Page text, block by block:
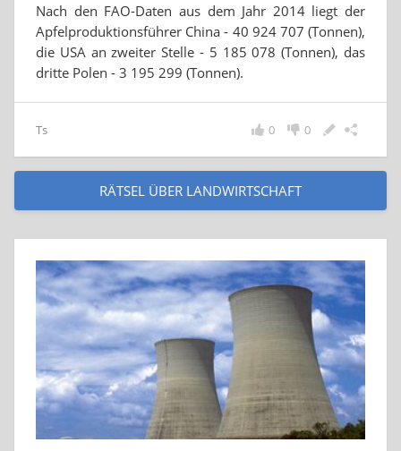
Nach den FAO-Daten aus dem Jahr 2014 liegt der
Apfelproduktionsführer China - 40 924 707 (Tonnen),
die USA an zweiter Stelle - 5 185 078 (Tonnen), das
dritte Polen - 3 195 299 (Tonnen).
Ts 0
0
RÄTSEL ÜBER LANDWIRTSCHAFT